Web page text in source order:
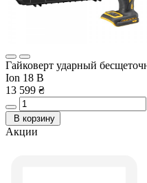
Гайковерт ударный
Ion 18 В
13 599 ₴
В корзину
Акции